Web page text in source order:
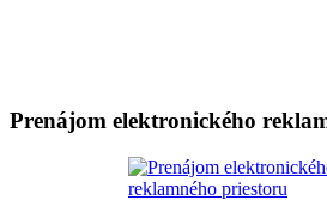
Prenájom elektronického